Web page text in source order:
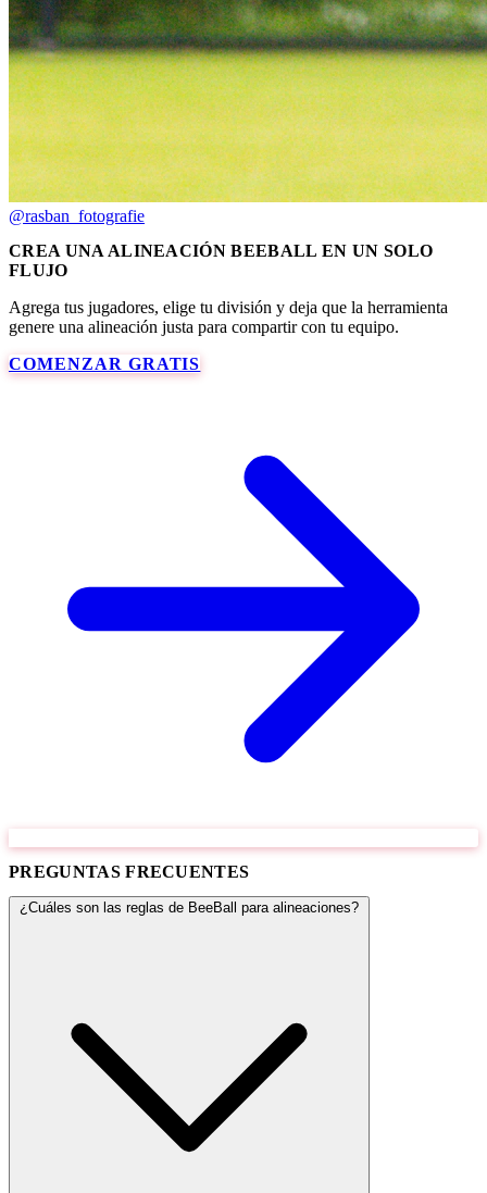
@rasban_fotografie
CREA UNA ALINEACIÓN BEEBALL EN UN SOLO
FLUJO
Agrega tus jugadores, elige tu división y deja que la herramienta
genere una alineación justa para compartir con tu equipo.
COMENZAR GRATIS
PREGUNTAS FRECUENTES
¿Cuáles son las reglas de BeeBall para alineaciones?